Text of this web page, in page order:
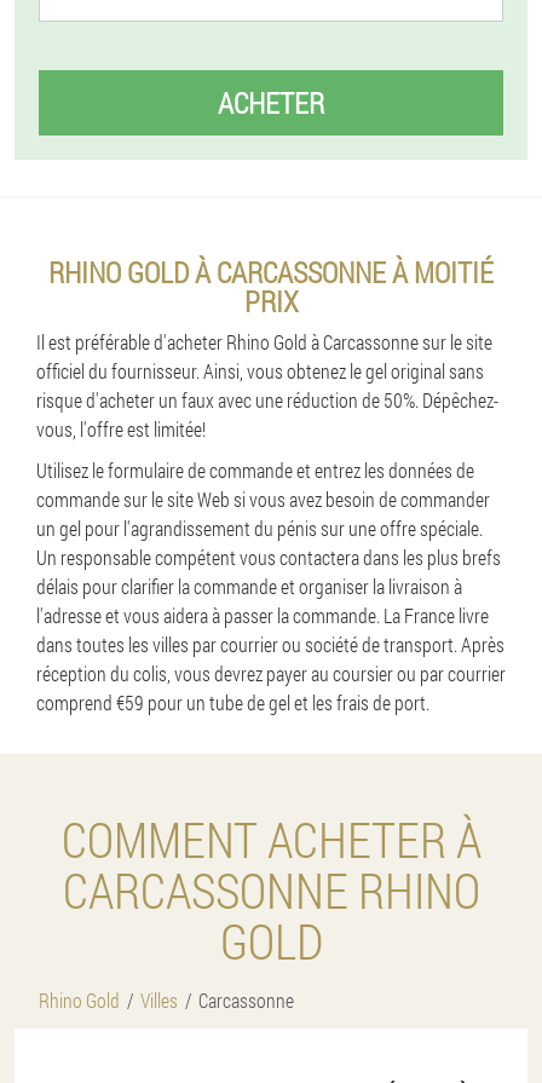
ACHETER
RHINO GOLD À CARCASSONNE À MOITIÉ
PRIX
Il est préférable d'acheter Rhino Gold à Carcassonne sur le site
officiel du fournisseur. Ainsi, vous obtenez le gel original sans
risque d'acheter un faux avec une réduction de 50%. Dépêchez-
vous, l'offre est limitée!
Utilisez le formulaire de commande et entrez les données de
commande sur le site Web si vous avez besoin de commander
un gel pour l'agrandissement du pénis sur une offre spéciale.
Un responsable compétent vous contactera dans les plus brefs
délais pour clarifier la commande et organiser la livraison à
l'adresse et vous aidera à passer la commande. La France livre
dans toutes les villes par courrier ou société de transport. Après
réception du colis, vous devrez payer au coursier ou par courrier
comprend €59 pour un tube de gel et les frais de port.
COMMENT ACHETER À
CARCASSONNE RHINO
GOLD
Rhino Gold Villes Carcassonne